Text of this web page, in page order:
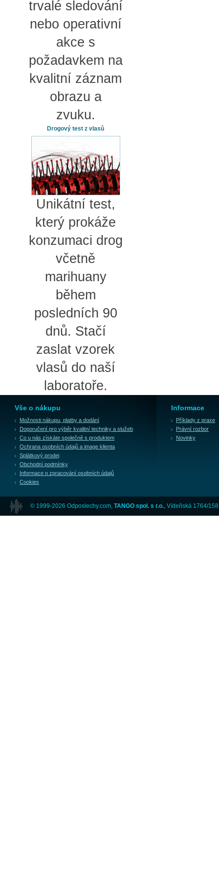
trvalé sledování
nebo operativní
akce s
požadavkem na
kvalitní záznam
obrazu a
zvuku.
Drogový test z vlasů
Unikátní test,
který prokáže
konzumaci drog
včetně
marihuany
během
posledních 90
dnů. Stačí
zaslat vzorek
vlasů do naší
laboratoře.
Vše o nákupu
Možnosti nákupu, platby a dodání
Doporučení pro výběr kvalitní techniky a služeb
Co u nás získáte společně s produktem
Ochrana osobních údajů a image klienta
Splátkový prodej
Obchodní podmínky
Informace o zpracování osobních údajů
Cookies
Informace
Příklady z praxe
Právní rozbor
Novinky
© 1999-2026 Odposlechy.com, TANGO spol. s r.o. , Vídeňská 1764/